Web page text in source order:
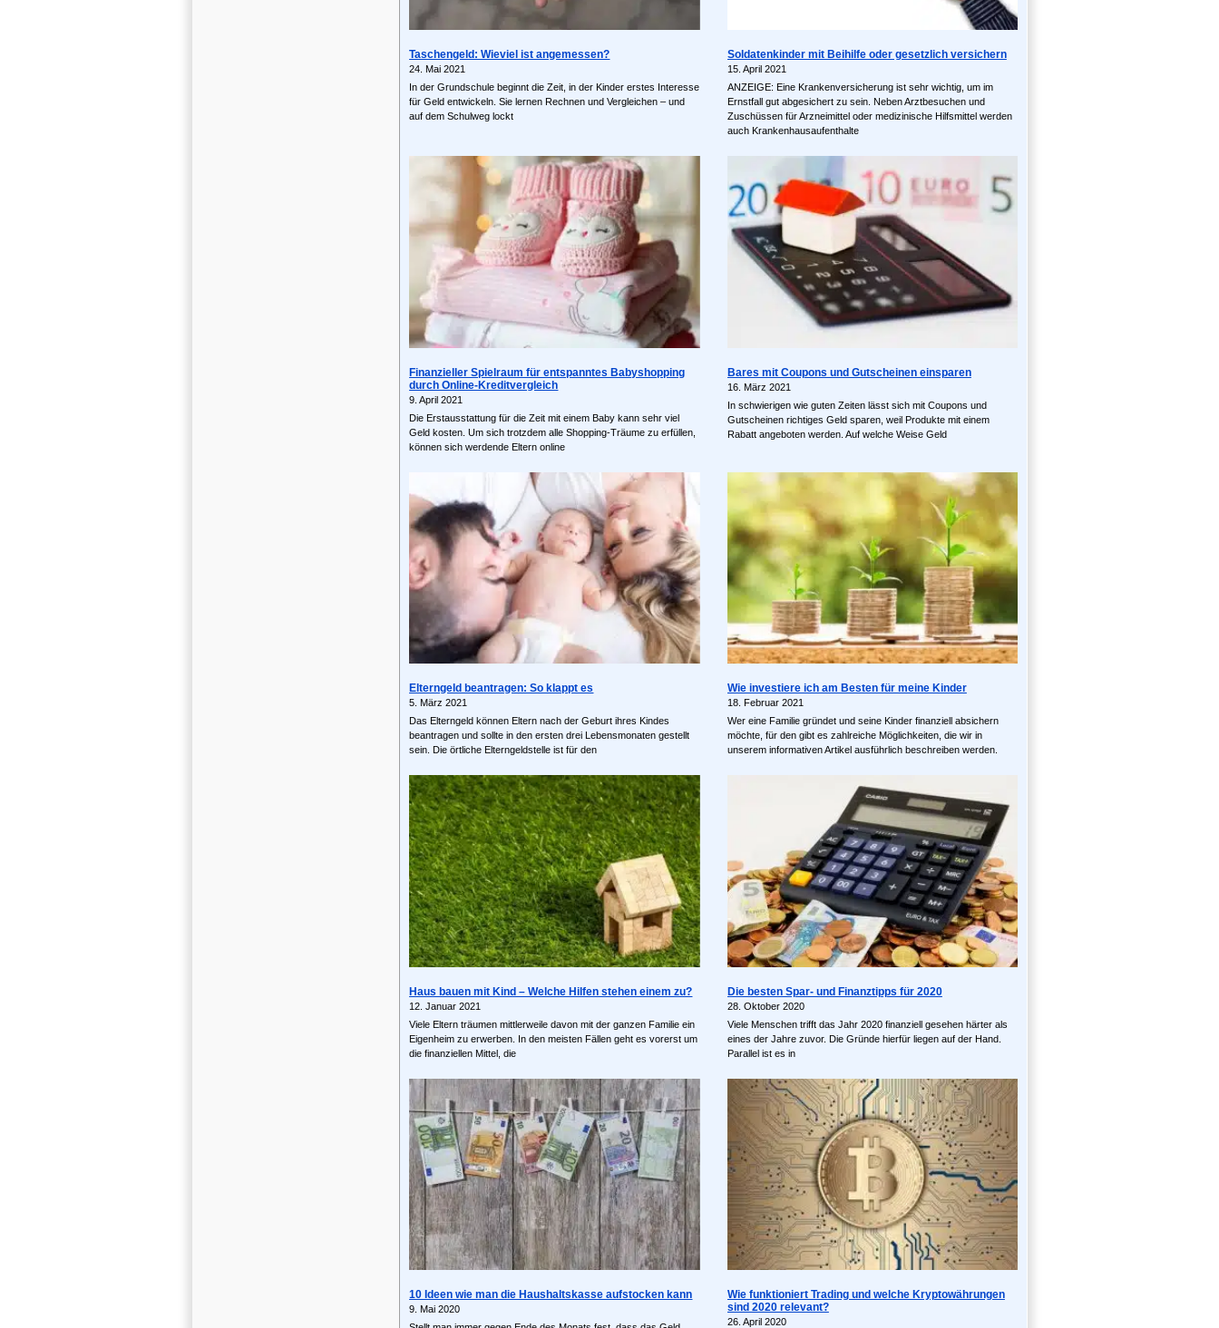
Taschengeld: Wieviel ist angemessen?
24. Mai 2021
In der Grundschule beginnt die Zeit, in der Kinder erstes Interesse
für Geld entwickeln. Sie lernen Rechnen und Vergleichen – und
auf dem Schulweg lockt
Soldatenkinder mit Beihilfe oder gesetzlich versichern
15. April 2021
ANZEIGE: Eine Krankenversicherung ist sehr wichtig, um im
Ernstfall gut abgesichert zu sein. Neben Arztbesuchen und
Zuschüssen für Arzneimittel oder medizinische Hilfsmittel werden
auch Krankenhausaufenthalte
Finanzieller Spielraum für entspanntes Babyshopping
durch Online-Kreditvergleich
9. April 2021
Die Erstausstattung für die Zeit mit einem Baby kann sehr viel
Geld kosten. Um sich trotzdem alle Shopping-Träume zu erfüllen,
können sich werdende Eltern online
Bares mit Coupons und Gutscheinen einsparen
16. März 2021
In schwierigen wie guten Zeiten lässt sich mit Coupons und
Gutscheinen richtiges Geld sparen, weil Produkte mit einem
Rabatt angeboten werden. Auf welche Weise Geld
Elterngeld beantragen: So klappt es
5. März 2021
Das Elterngeld können Eltern nach der Geburt ihres Kindes
beantragen und sollte in den ersten drei Lebensmonaten gestellt
sein. Die örtliche Elterngeldstelle ist für den
Wie investiere ich am Besten für meine Kinder
18. Februar 2021
Wer eine Familie gründet und seine Kinder finanziell absichern
möchte, für den gibt es zahlreiche Möglichkeiten, die wir in
unserem informativen Artikel ausführlich beschreiben werden.
Haus bauen mit Kind – Welche Hilfen stehen einem zu?
12. Januar 2021
Viele Eltern träumen mittlerweile davon mit der ganzen Familie ein
Eigenheim zu erwerben. In den meisten Fällen geht es vorerst um
die finanziellen Mittel, die
Die besten Spar- und Finanztipps für 2020
28. Oktober 2020
Viele Menschen trifft das Jahr 2020 finanziell gesehen härter als
eines der Jahre zuvor. Die Gründe hierfür liegen auf der Hand.
Parallel ist es in
10 Ideen wie man die Haushaltskasse aufstocken kann
9. Mai 2020
Wie funktioniert Trading und welche Kryptowährungen
sind 2020 relevant?
26. April 2020